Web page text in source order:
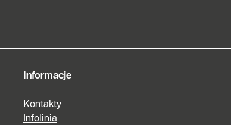
Informacje
Kontakty
Infolinia